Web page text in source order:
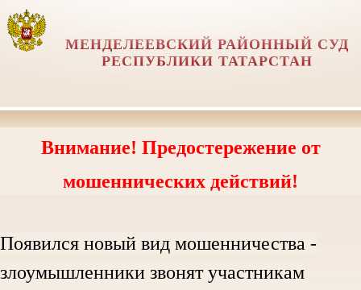
МЕНДЕЛЕЕВСКИЙ РАЙОННЫЙ СУД
РЕСПУБЛИКИ ТАТАРСТАН
Внимание! Предостережение от
мошеннических действий!
Появился новый вид мошенничества -
злоумышленники звонят участникам